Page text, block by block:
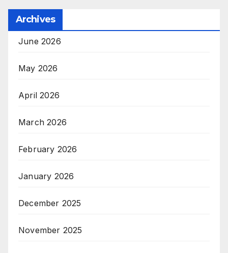
Archives
June 2026
May 2026
April 2026
March 2026
February 2026
January 2026
December 2025
November 2025